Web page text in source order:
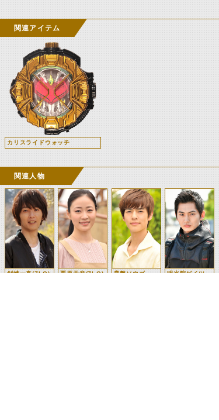
関連アイテム
カリスライドウォッチ
関連人物
剣崎一真(ZI-O) 栗原天音(ZI-O) 常磐ソウゴ 明光院ゲイツ